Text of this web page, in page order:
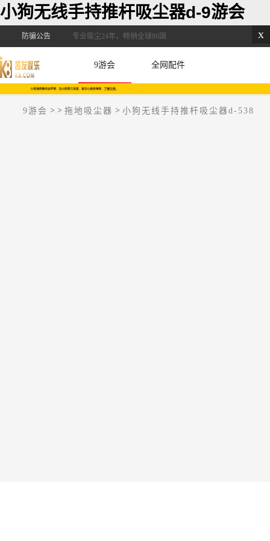
小狗无线手持推杆吸尘器d-9游会
x
防骗公告 专业吸尘24年，畅销全球86国
9游会 全网配件
9游会 > > 拖地吸尘器 > 小狗无线手持推杆吸尘器d-538